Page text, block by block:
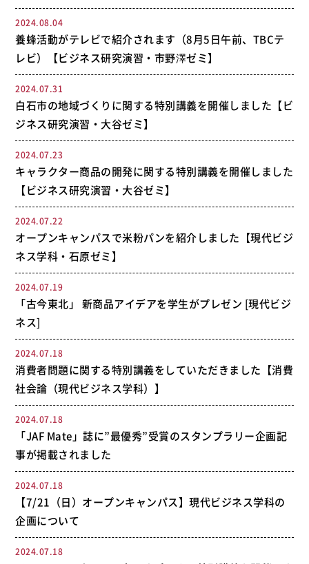
2024.08.04
養蜂活動がテレビで紹介されます（8月5日午前、TBCテ
レビ）【ビジネス研究演習・市野澤ゼミ】
2024.07.31
白石市の地域づくりに関する特別講義を開催しました【ビ
ジネス研究演習・大谷ゼミ】
2024.07.23
キャラクター商品の開発に関する特別講義を開催しました
【ビジネス研究演習・大谷ゼミ】
2024.07.22
オープンキャンパスで米粉パンを紹介しました【現代ビジ
ネス学科・石原ゼミ】
2024.07.19
「古今東北」 新商品アイデアを学生がプレゼン [現代ビジ
ネス]
2024.07.18
消費者問題に関する特別講義をしていただきました【消費
社会論（現代ビジネス学科）】
2024.07.18
「JAF Mate」誌に”最優秀”受賞のスタンプラリー企画記
事が掲載されました
2024.07.18
【7/21（日）オープンキャンパス】現代ビジネス学科の
企画について
2024.07.18